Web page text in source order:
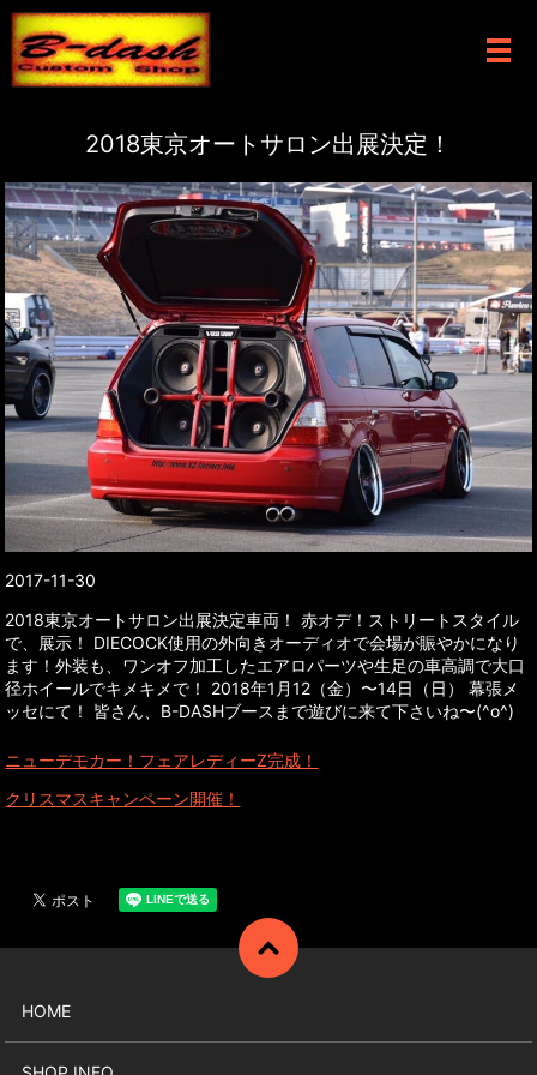
メ
2018東京オートサロン出展決定！
2017-11-30
2018東京オートサロン出展決定車両！ 赤オデ！ストリートスタイル
で、展示！ DIECOCK使用の外向きオーディオで会場が賑やかになり
ます！外装も、ワンオフ加工したエアロパーツや生足の車高調で大口
径ホイールでキメキメで！ 2018年1月12（金）〜14日（日） 幕張メ
ッセにて！ 皆さん、B-DASHブースまで遊びに来て下さいね〜(^o^)
ニューデモカー！フェアレディーZ完成！
クリスマスキャンペーン開催！
HOME